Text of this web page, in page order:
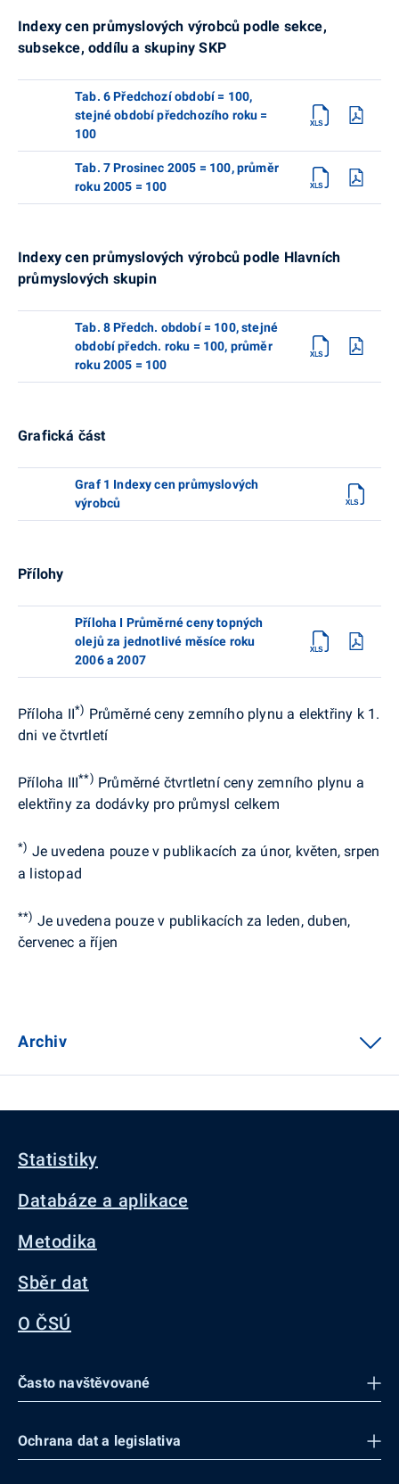
Indexy cen průmyslových výrobců podle sekce,
subsekce, oddílu a skupiny SKP
Tab. 6 Předchozí období = 100,
stejné období předchozího roku =
100
Tab. 7 Prosinec 2005 = 100, průměr
roku 2005 = 100
Indexy cen průmyslových výrobců podle Hlavních
průmyslových skupin
Tab. 8 Předch. období = 100, stejné
období předch. roku = 100, průměr
roku 2005 = 100
Grafická část
Graf 1 Indexy cen průmyslových
výrobců
Přílohy
Příloha I Průměrné ceny topných
olejů za jednotlivé měsíce roku
2006 a 2007
Příloha II*) Průměrné ceny zemního plynu a elektřiny k 1.
dni ve čtvrtletí
Příloha III**) Průměrné čtvrtletní ceny zemního plynu a
elektřiny za dodávky pro průmysl celkem
*) Je uvedena pouze v publikacích za únor, květen, srpen
a listopad
**) Je uvedena pouze v publikacích za leden, duben,
červenec a říjen
Archiv
Statistiky
Databáze a aplikace
Metodika
Sběr dat
O ČSÚ
Často navštěvované
Ochrana dat a legislativa